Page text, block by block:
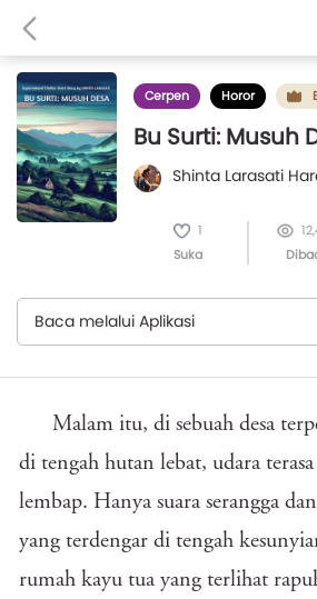
Cerpen Horor
Bu Surti: Musuh
Shinta Larasati
1
Suka
Baca melalui Aplikasi
Malam itu, di sebuah desa
di tengah hutan lebat, udara
lembap. Hanya suara serangga
yang terdengar di tengah
rumah kayu tua yang terlihat